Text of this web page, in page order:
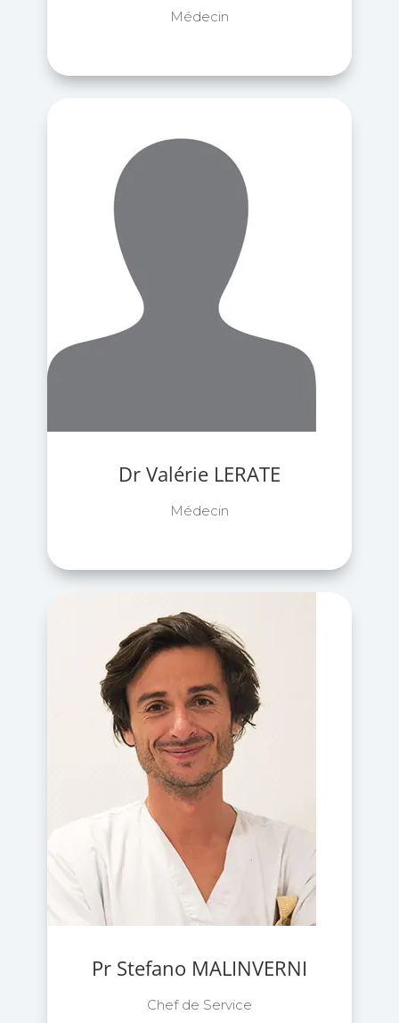
Médecin
Dr Valérie LERATE
Médecin
Pr Stefano MALINVERNI
Chef de Service